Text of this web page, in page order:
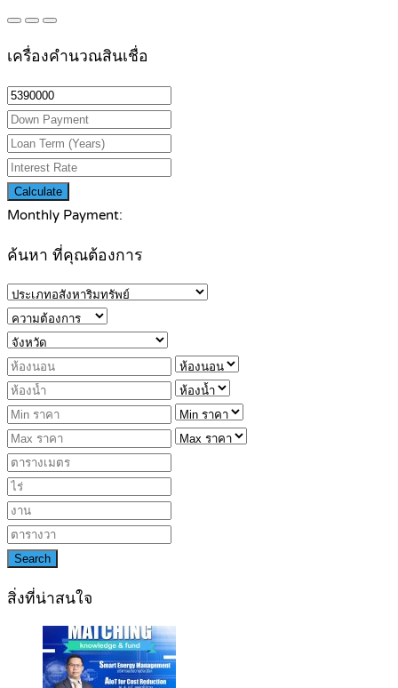
เครื่องคำนวณสินเชื่อ
Calculate
Monthly Payment:
ค้นหา ที่คุณต้องการ
Search
สิ่งที่น่าสนใจ